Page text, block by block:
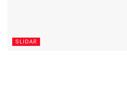
SLIDAR